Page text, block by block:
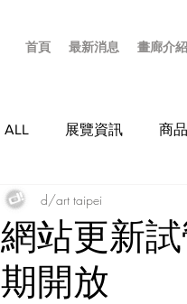
首頁 最新消息 畫廊介紹
ALL 展覽資訊 商
網站更新
期開放
d/art taipei